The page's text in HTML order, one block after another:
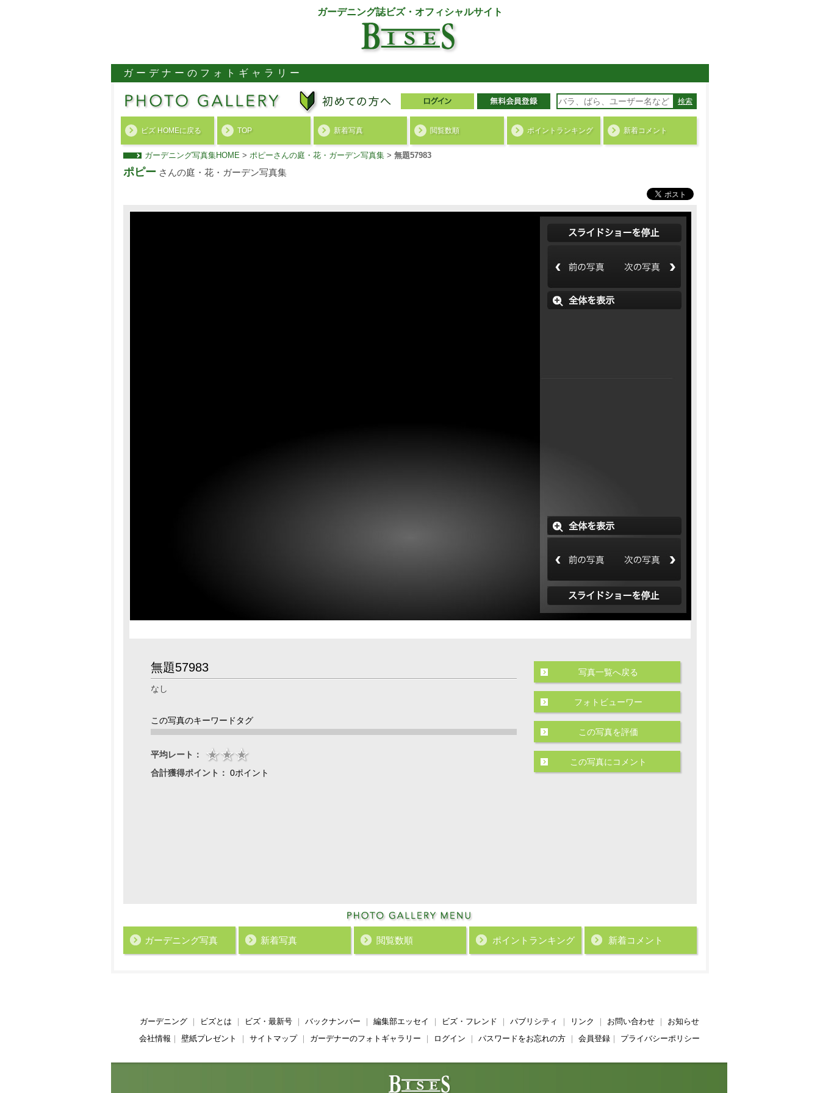
ガーデニング誌ビズ・オフィシャルサイト
ガーデナーのフォトギャラリー
検索
ビズ HOMEに戻る TOP 新着写真 閲覧数順 ポイント ランキング 新着コメント
ガーデニング写真集HOME > ポピーさんの庭・花・ガーデン写真集 > 無題57983
ポピー さんの庭・花・ガーデン写真集
無題57983
なし
この写真のキーワードタグ
平均レート：
合計獲得ポイント： 0ポイント
写真一覧へ戻る
フォトビューワー
この写真を評価
この写真にコメント
ガーデニング写真 新着写真 閲覧数順 ポイント ランキング 新着コメント
ガーデニング｜ ビズとは ビズ・最新号｜ バックナンバー 編集部エッセイ ビズ・フレンド パブリシティ リンク お問い合わせ｜ お知らせ
会社情報
壁紙プレゼント サイトマップ｜ ガーデナーのフォトギャラリー ログイン パスワードをお忘れの方｜ 会員登録｜ プライバシーポリシー